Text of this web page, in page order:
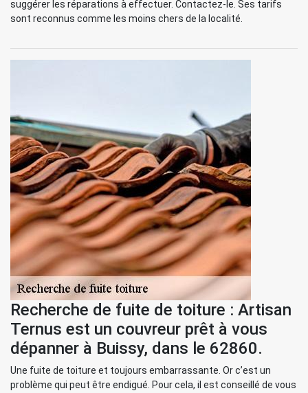
suggérer les réparations à effectuer. Contactez-le. Ses tarifs
sont reconnus comme les moins chers de la localité.
Recherche de fuite de toiture : Artisan
Ternus est un couvreur prêt à vous
dépanner à Buissy, dans le 62860.
Une fuite de toiture et toujours embarrassante. Or c’est un
problème qui peut être endigué. Pour cela, il est conseillé de vous